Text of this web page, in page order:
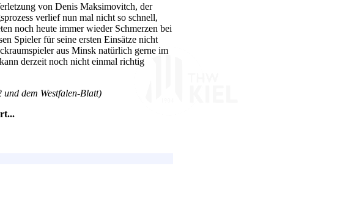
von Denis Maksimovitch, der
verlief nun mal nicht so schnell,
noch heute immer wieder Schmerzen bei
Spieler für seine ersten Einsätze nicht
aus Minsk natürlich gerne im
derzeit noch nicht einmal richtig
dem Westfalen-Blatt)